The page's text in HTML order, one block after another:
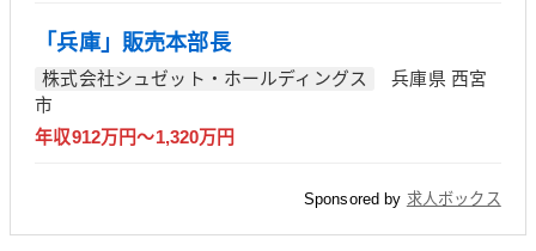
「兵庫」販売本部長
株式会社シュゼット・ホールディングス
兵庫県 西宮
市
年収912万円～1,320万円
Sponsored by 求人ボックス